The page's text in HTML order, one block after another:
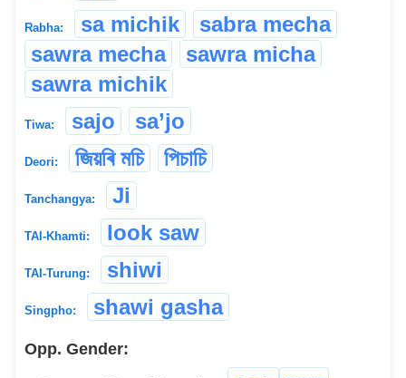
Rabha: sa michik
sabra mecha
sawra mecha
sawra micha
sawra michik
Tiwa: sajo sa’jo
Deori: জিয়ৰি মচি পিচাচি
Tanchangya: Ji
TAI-Khamti: look saw
TAI-Turung: shiwi
Singpho: shawi gasha
Opp. Gender: